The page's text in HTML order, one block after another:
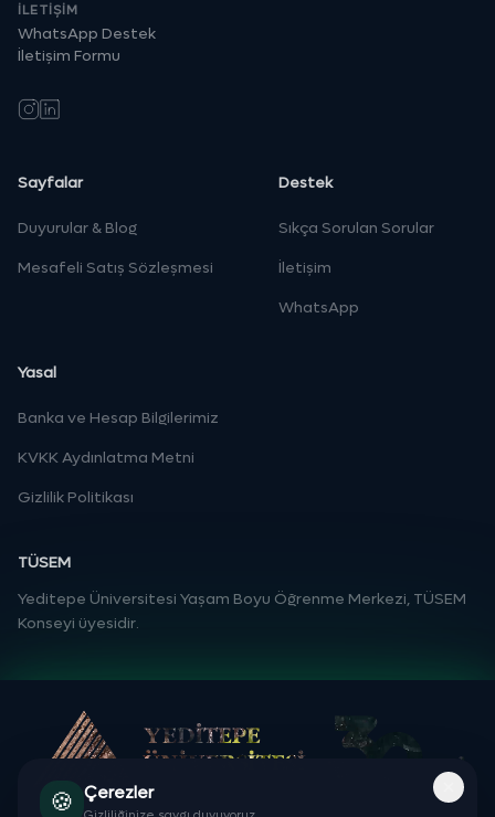
İLETIŞIM
WhatsApp Destek
İletişim Formu
Instagram
LinkedIn
Sayfalar
Duyurular & Blog
Mesafeli Satış Sözleşmesi
Destek
Sıkça Sorulan Sorular
İletişim
WhatsApp
Yasal
Banka ve Hesap Bilgilerimiz
KVKK Aydınlatma Metni
Gizlilik Politikası
TÜSEM
Yeditepe Üniversitesi Yaşam Boyu Öğrenme Merkezi, TÜSEM
Konseyi üyesidir.
🍪 Çerezler